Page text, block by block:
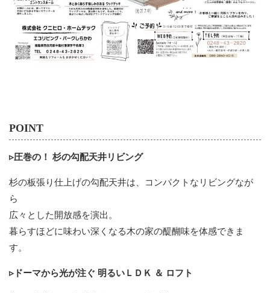
POINT
▹圧巻の！ 杉の勾配天井リビング
杉の板張り仕上げの勾配天井は、コンパクトなリビングなが
ら
広々とした開放感を演出。
暮らすほどに味わい深くなる木の家の醍醐味を体感できま
す。
▹ドーマから光が注ぐ 明るいＬＤＫ ＆ ロフト